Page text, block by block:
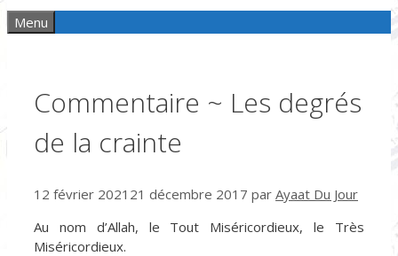
Menu
Commentaire ~ Les degrés
de la crainte
12 février 2021 21 décembre 2017 par Ayaat Du Jour
Au nom d’Allah, le Tout Miséricordieux, le Très
Miséricordieux.